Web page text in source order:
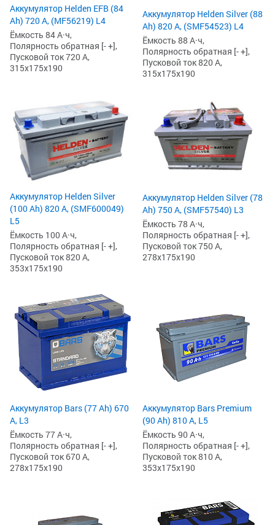
Аккумулятор Helden EFB (84
Ah) 720 А, (MF56219) L4
Ёмкость 84 А·ч,
Полярность обратная [- +],
Пусковой ток 720 А,
315x175x190
Аккумулятор Helden Silver (88
Ah) 820 А, (SMF54523) L4
Ёмкость 88 А·ч,
Полярность обратная [- +],
Пусковой ток 820 А,
315x175x190
Аккумулятор Helden Silver
(100 Ah) 820 А, (SMF600049)
L5
Ёмкость 100 А·ч,
Полярность обратная [- +],
Пусковой ток 820 А,
353x175x190
Аккумулятор Helden Silver (78
Ah) 750 А, (SMF57540) L3
Ёмкость 78 А·ч,
Полярность обратная [- +],
Пусковой ток 750 А,
278x175x190
Аккумулятор Bars (77 Ah) 670
А, L3
Ёмкость 77 А·ч,
Полярность обратная [- +],
Пусковой ток 670 А,
278x175x190
Аккумулятор Bars Premium
(90 Ah) 810 А, L5
Ёмкость 90 А·ч,
Полярность обратная [- +],
Пусковой ток 810 А,
353x175x190